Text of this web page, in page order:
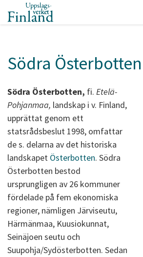
Södra Österbotten
Södra Österbotten, fi. Etelä-
Pohjanmaa, landskap i v. Finland,
upprättat genom ett
statsrådsbeslut 1998, omfattar
de s. delarna av det historiska
landskapet Österbotten. Södra
Österbotten bestod
ursprungligen av 26 kommuner
fördelade på fem ekonomiska
regioner, nämligen Järviseutu,
Härmänmaa, Kuusiokunnat,
Seinäjoen seutu och
Suupohja/Sydösterbotten. Sedan